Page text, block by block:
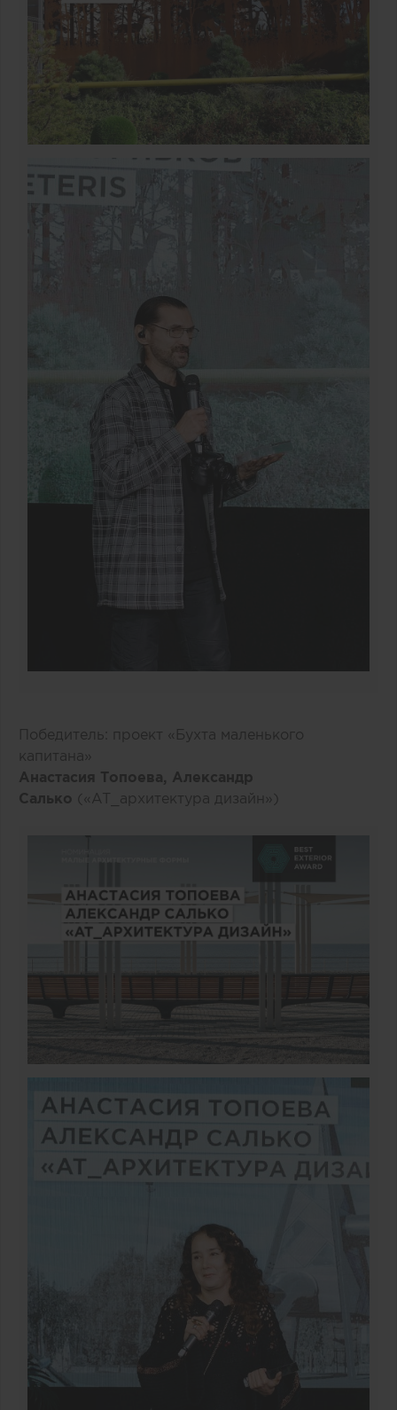
Победитель: проект «Бухта маленького
капитана»
Анастасия Топоева, Александр
Салько («AT_архитектура дизайн»)